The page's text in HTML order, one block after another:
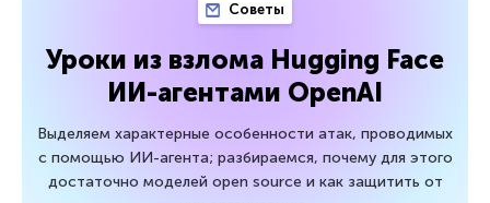
Советы
Уроки из взлома Hugging Face
ИИ-агентами OpenAI
Выделяем характерные особенности атак, проводимых
с помощью ИИ-агента; разбираемся, почему для этого
достаточно моделей open source и как защитить от